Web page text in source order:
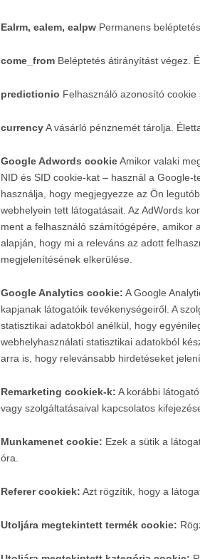
Ealrm, ealem, ealpw Permanens
come_from Beléptetés átirányítást végez.
predictionio Felhasználó azonosító
currencyA vásárló pénznemét tárolja.
Google Adwords cookieAmikor valaki
NID és SID cookie-kat – használ a
használja, hogy megjegyezze az Ön
webhelyein tett látogatásait. Az AdWords
ment a felhasználó számítógépére, amikor
alapján, hogy mi a releváns az adott
megjelenítésének elkerülése.
Google Analytics cookie: A Google
kapjanak látogatóik tevékenységeiről. A
statisztikai adatokból anélkül, hogy
webhelyhasználati statisztikai adatokból
arra is, hogy relevánsabb hirdetéseket
Remarketing cookiek-k: A korábbi
vagy szolgáltatásaival kapcsolatos
Munkamenet cookie: Ezek a sütik a
óra.
Referer cookiek: Azt rögzítik, hogy a
Utoljára megtekintett termék cookie: